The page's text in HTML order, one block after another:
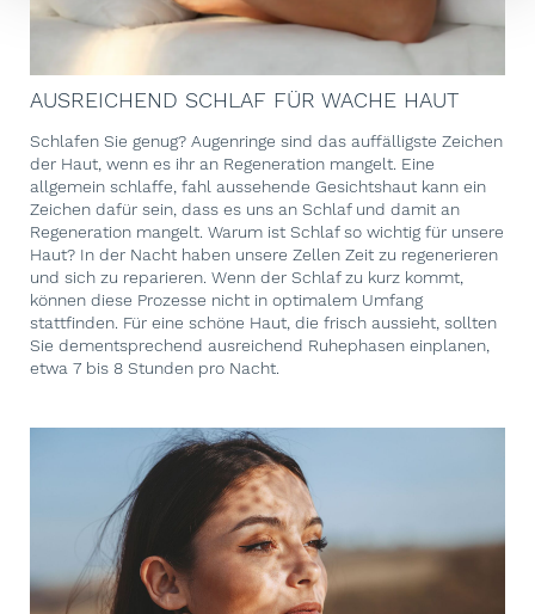
AUSREICHEND SCHLAF FÜR WACHE HAUT
Schlafen Sie genug? Augenringe sind das auffälligste Zeichen
der Haut, wenn es ihr an Regeneration mangelt. Eine
allgemein schlaffe, fahl aussehende Gesichtshaut kann ein
Zeichen dafür sein, dass es uns an Schlaf und damit an
Regeneration mangelt. Warum ist Schlaf so wichtig für unsere
Haut? In der Nacht haben unsere Zellen Zeit zu regenerieren
und sich zu reparieren. Wenn der Schlaf zu kurz kommt,
können diese Prozesse nicht in optimalem Umfang
stattfinden. Für eine schöne Haut, die frisch aussieht, sollten
Sie dementsprechend ausreichend Ruhephasen einplanen,
etwa 7 bis 8 Stunden pro Nacht.